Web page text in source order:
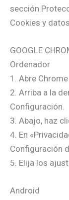
sección
Cookies y
GOOGLE
Ordenador
1. Abre
2. Arriba a la
Configuración.
3. Abajo, haz
4. En
Configuración
5. Elija los
Android